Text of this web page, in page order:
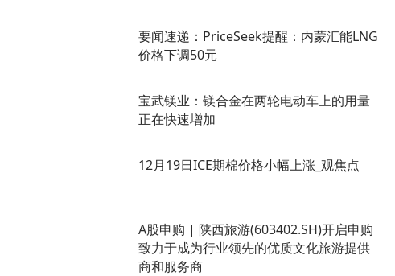
要闻速递：PriceSeek提醒：内蒙汇能LNG
价格下调50元
宝武镁业：镁合金在两轮电动车上的用量
正在快速增加
12月19日ICE期棉价格小幅上涨_观焦点
A股申购 | 陕西旅游(603402.SH)开启申购
致力于成为行业领先的优质文化旅游提供
商和服务商